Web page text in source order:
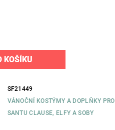
SF21449
VÁNOČNÍ KOSTÝMY A DOPLŇKY PRO
SANTU CLAUSE, ELFY A SOBY